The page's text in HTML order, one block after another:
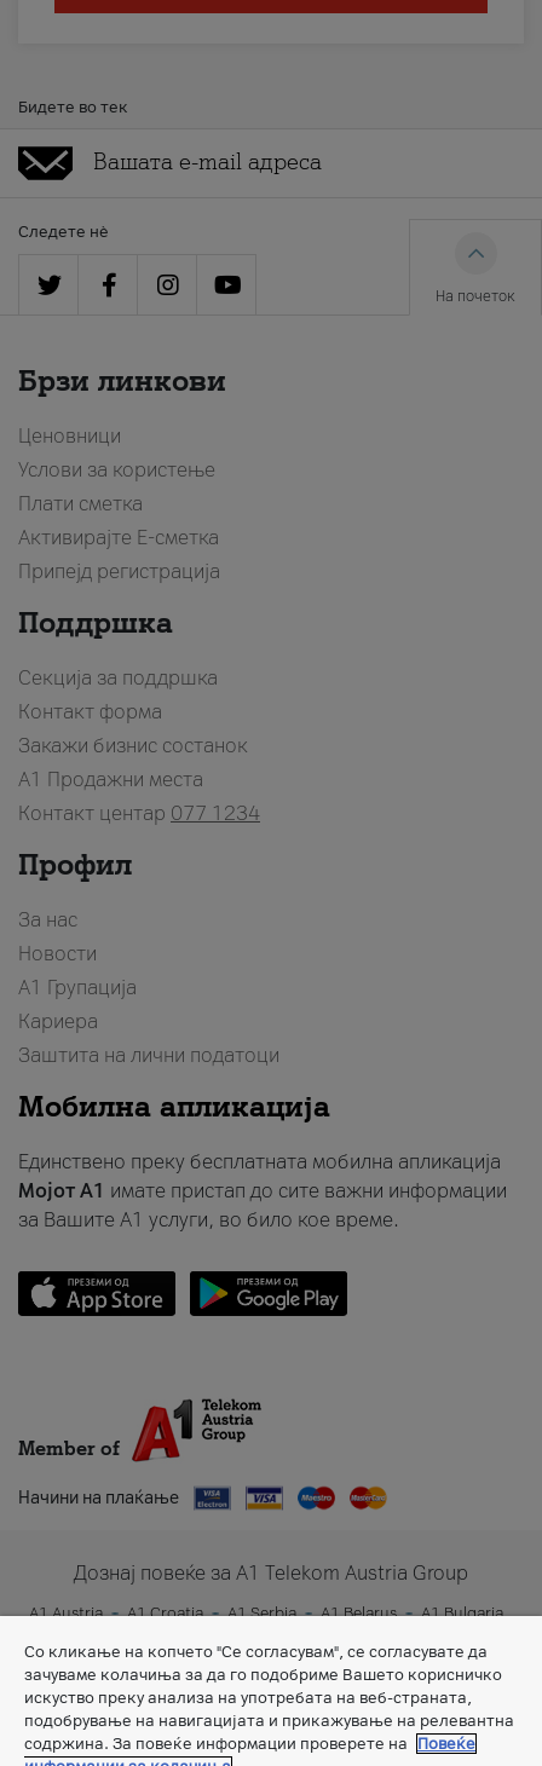
Бидете во тек
Следете нè
На почеток
Брзи линкови
Ценовници
Услови за користење
Плати сметка
Активирајте Е-сметка
Припејд регистрација
Поддршка
Секција за поддршка
Контакт форма
Закажи бизнис состанок
A1 Продажни места
Контакт центар 077 1234
Профил
За нас
Новости
А1 Групација
Кариера
Заштита на лични податоци
Мобилна апликација
Единствено преку бесплатната мобилна апликација
Мојот A1 имате пристап до сите важни информации
за Вашите A1 услуги, во било кое време.
Member of
Начини на плаќање
Дознај повеќе за A1 Telekom Austria Group
A1 Austria A1 Croatia A1 Serbia A1 Belarus
A1 Bulgaria
Со кликање на копчето "Се согласувам", се согласувате да
зачуваме колачиња за да го подобриме Вашето корисничко
искуство преку анализа на употребата на веб-страната,
подобрување на навигацијата и прикажување на релевантна
содржина. За повеќе информации проверете на
Повеќе